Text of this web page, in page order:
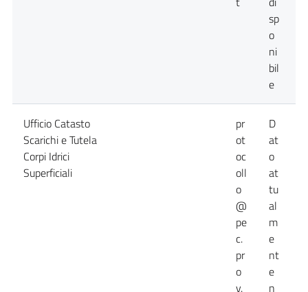
sp
o
ni
bil
e
Ufficio Catasto
Scarichi e Tutela
Corpi Idrici
Superficiali
pr
ot
oc
oll
o
@
pe
c.
pr
o
v.
D
at
o
at
tu
al
m
e
nt
e
n